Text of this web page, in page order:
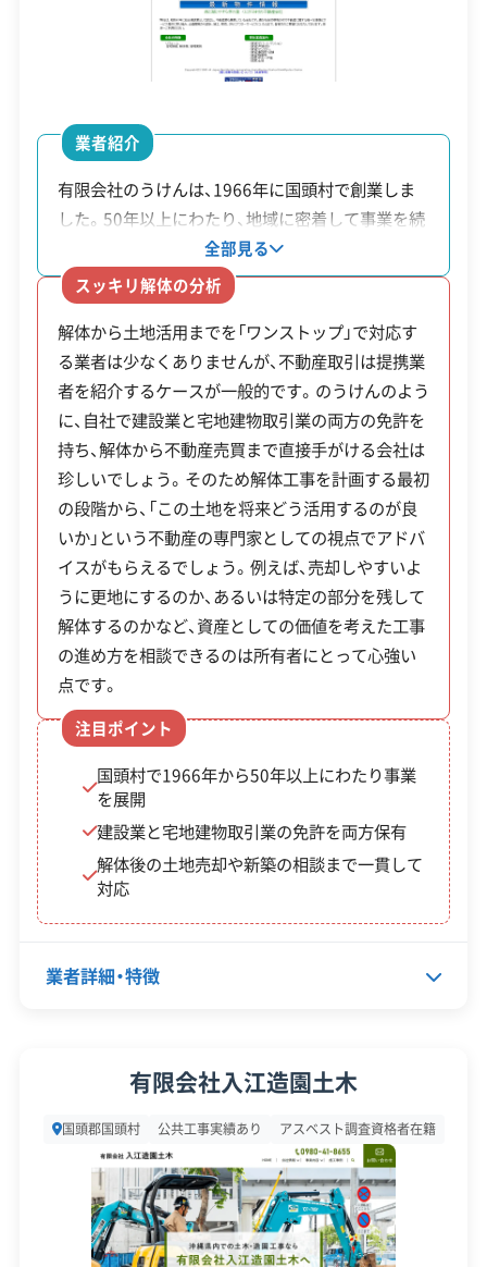
位牌の
大20万
円
老朽危険空家除却支援事業は予算が限られており、
例年、年度の途中で受付を締め切ることが多いよう
相談することが重要です。
※制度の最新情報や申請様式は、必ず自治体の公式
サイトをご確認ください。
国頭村の公式サイトで詳細を見る
廃棄物処理と分別ルール
村内に最終処分場がないため、全ての建設廃棄
物を約30kmから60km離れた名護市の処分場
まで運ぶ必要があります。この長距離運搬が、
費用を押し上げる最大の要因です。
解体工事で出た廃棄物は、主に名護市にある公共の
最終処分場「安和エコパーク」といった施設へ運び
込みます。この長距離運搬のため、運搬費は県内の
ダンプトラックが1日に往復できる回数も限られま
ル法に基づいて現場でコンクリートや木材などを
きちんと分別し、リサイクルできる割合を高めるこ
とが非常に重要です。
2,500万円
0980-41-3034
営業日
対応エリア 沖縄県
木造
対応業務
産業廃棄物収集運搬業
土木工事業
新築工事業
外構工事業
公式HP 公式サイトを見る
許可番号
【建設業許可】
沖縄県知事：第009548号
この解体業者の特徴
企業経
験・規模
創業30年以上 公共工事の経験
対応工事 土木工事 新築工事 外構工事
保有資格
建設業許可
産業廃棄物収集運搬業許可
安全対
策・リス
顧客対
応・サー
業者紹介
有限会社のうけんは、1966年に国頭村で創業しま
した。50年以上にわたり、地域に密着して事業を続
けています。大きな特徴は、「建設業許可」と「宅地
建物取引業免許」の両方を持っている点です。これ
により、建物の解体だけでなく、その後の土地の売
却や新築といった相談まで、一つの窓口でまとめて
依頼できます。解体後の土地をどうするか決まって
いない場合でも、地域の不動産事情に詳しい同社に
なら、安心して相談しやすいでしょう。
全部見る
スッキリ解体の分析
解体から土地活用までを「ワンストップ」で対応す
る業者は少なくありませんが、不動産取引は提携業
者を紹介するケースが一般的です。のうけんのよう
に、自社で建設業と宅地建物取引業の両方の免許を
持ち、解体から不動産売買まで直接手がける会社は
珍しいでしょう。そのため解体工事を計画する最初
の段階から、「この土地を将来どう活用するのが良
いか」という不動産の専門家としての視点でアドバ
イスがもらえるでしょう。例えば、売却しやすいよ
うに更地にするのか、あるいは特定の部分を残して
解体するのかなど、資産としての価値を考えた工事
の進め方を相談できるのは所有者にとって心強い
点です。
注目ポイント
国頭村で1966年から50年以上にわたり事業
を展開
建設業と宅地建物取引業の免許を両方保有
解体後の土地売却や新築の相談まで一貫して
対応
業者詳細・特徴
設立日
資本金 2,500万円
電話番号 0980-41-2150
有限会社入江造園土木
国頭郡国頭村 公共工事実績あり アスベスト調査資格者在籍